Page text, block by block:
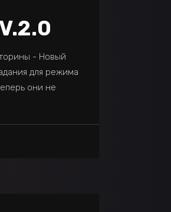
- Новый
для режима
они не